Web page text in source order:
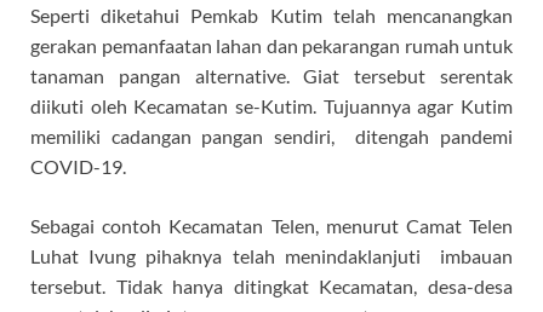
Seperti diketahui Pemkab Kutim telah mencanangkan
gerakan pemanfaatan lahan dan pekarangan rumah untuk
tanaman pangan alternative. Giat tersebut serentak
diikuti oleh Kecamatan se-Kutim. Tujuannya agar Kutim
memiliki cadangan pangan sendiri, ditengah pandemi
COVID-19.
Sebagai contoh Kecamatan Telen, menurut Camat Telen
Luhat Ivung pihaknya telah menindaklanjuti imbauan
tersebut. Tidak hanya ditingkat Kecamatan, desa-desa